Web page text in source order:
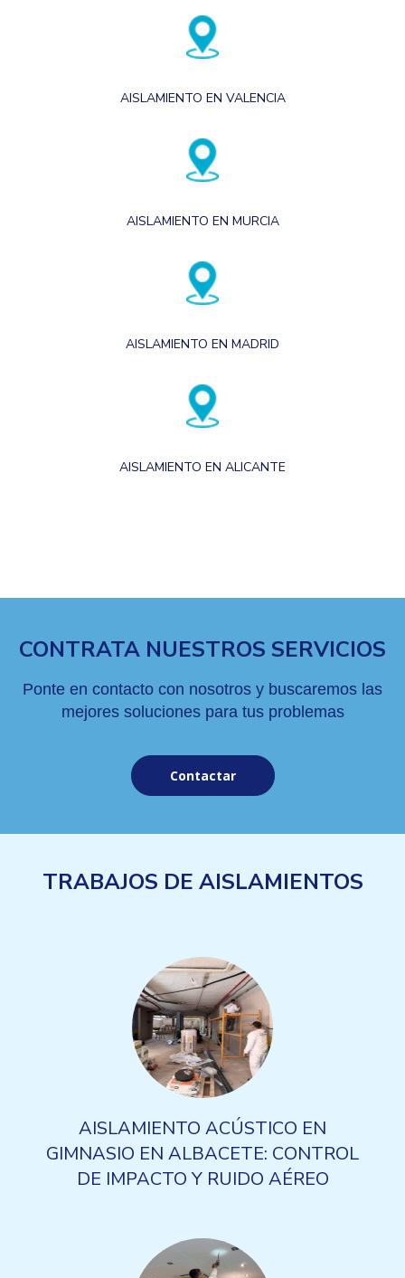
AISLAMIENTO EN VALENCIA
AISLAMIENTO EN MURCIA
AISLAMIENTO EN MADRID
AISLAMIENTO EN ALICANTE
CONTRATA NUESTROS SERVICIOS
Ponte en contacto con nosotros y buscaremos las
mejores soluciones para tus problemas
Contactar
TRABAJOS DE AISLAMIENTOS
AISLAMIENTO ACÚSTICO EN
GIMNASIO EN ALBACETE: CONTROL
DE IMPACTO Y RUIDO AÉREO